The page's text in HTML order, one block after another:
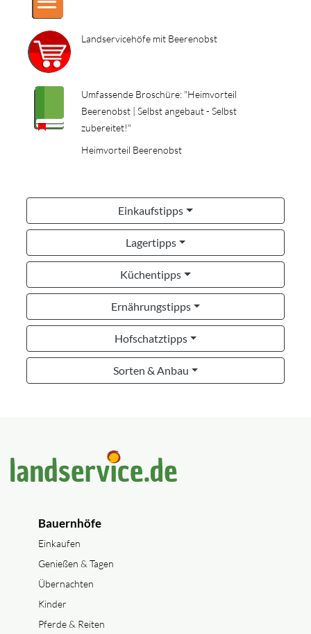
Landservicehöfe mit Beerenobst
Umfassende Broschüre: "Heimvorteil
Beerenobst | Selbst angebaut - Selbst
zubereitet!"
Heimvorteil Beerenobst
Einkaufstipps
Lagertipps
Küchentipps
Ernährungstipps
Hofschatztipps
Sorten & Anbau
Bauernhöfe
Einkaufen
Genießen & Tagen
Übernachten
Kinder
Pferde & Reiten